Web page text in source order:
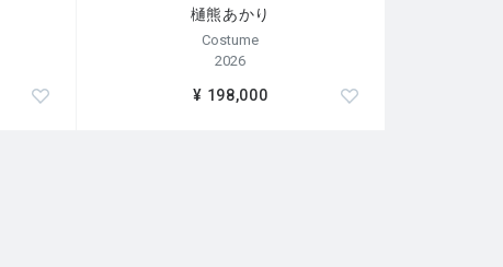
樋熊あかり
Costume
2026
¥ 198,000